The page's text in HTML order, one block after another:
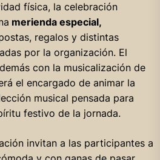
física, la celebración
merienda especial,
regalos y distintas
por la organización. El
con la musicalización de
el encargado de animar la
musical pensada para
festivo de la jornada.
invitan a las participantes a